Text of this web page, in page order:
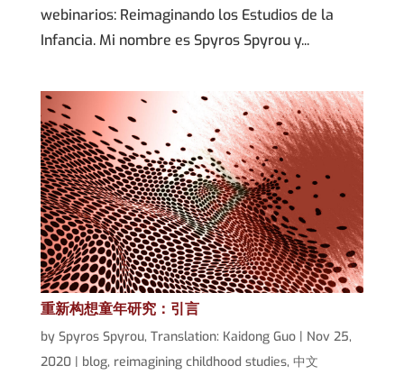
webinarios: Reimaginando los Estudios de la
Infancia. Mi nombre es Spyros Spyrou y...
重新构想童年研究：引言
by Spyros Spyrou, Translation: Kaidong Guo| Nov 25,
2020| blog, reimagining childhood studies, 中文